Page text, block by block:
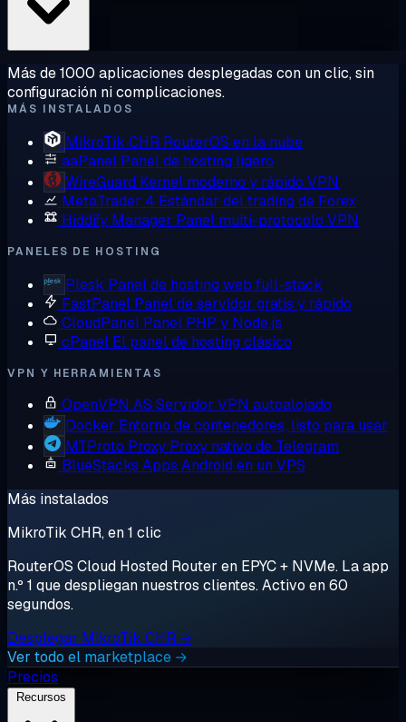
Más de 1000 aplicaciones desplegadas con un clic, sin
configuración ni complicaciones.
MÁS INSTALADOS
MikroTik CHR RouterOS en la nube
aaPanel Panel de hosting ligero
WireGuard Kernel moderno y rápido VPN
MetaTrader 4 Estándar del trading de Forex
Hiddify Manager Panel multi-protocolo VPN
PANELES DE HOSTING
Plesk Panel de hosting web full-stack
FastPanel Panel de servidor gratis y rápido
CloudPanel Panel PHP y Node.js
cPanel El panel de hosting clásico
VPN Y HERRAMIENTAS
OpenVPN AS Servidor VPN autoalojado
Docker Entorno de contenedores, listo para usar
MTProto Proxy Proxy nativo de Telegram
BlueStacks Apps Android en un VPS
Más instalados
MikroTik CHR, en 1 clic
RouterOS Cloud Hosted Router en EPYC + NVMe. La app
n.º 1 que despliegan nuestros clientes. Activo en 60
segundos.
Desplegar MikroTik CHR →
Ver todo el marketplace →
Precios